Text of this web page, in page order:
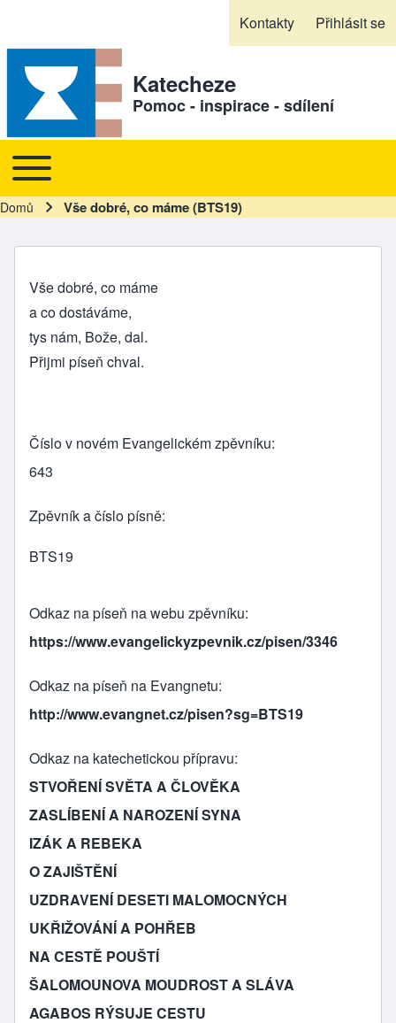
Kontakty Přihlásit se
Katecheze
Pomoc - inspirace - sdílení
Hlavní navigace
Toggle main menu
Drobečková navigace
Domů Vše dobré, co máme (BTS19)
Vše dobré, co máme
a co dostáváme,
tys nám, Bože, dal.
Přijmi píseň chval.
Číslo v novém Evangelickém zpěvníku
643
Zpěvník a číslo písně
BTS19
Odkaz na píseň na webu zpěvníku
https://www.evangelickyzpevnik.cz/pisen/3346
Odkaz na píseň na Evangnetu
http://www.evangnet.cz/pisen?sg=BTS19
Odkaz na katechetickou přípravu
STVOŘENÍ SVĚTA A ČLOVĚKA
ZASLÍBENÍ A NAROZENÍ SYNA
IZÁK A REBEKA
O ZAJIŠTĚNÍ
UZDRAVENÍ DESETI MALOMOCNÝCH
UKŘIŽOVÁNÍ A POHŘEB
NA CESTĚ POUŠTÍ
ŠALOMOUNOVA MOUDROST A SLÁVA
AGABOS RÝSUJE CESTU